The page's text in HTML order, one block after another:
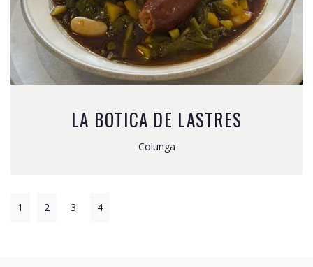
LA BOTICA DE LASTRES
Colunga
1 2 3 4